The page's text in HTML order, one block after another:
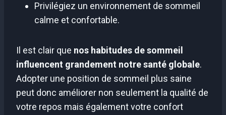
Privilégiez un environnement de sommeil
calme et confortable.
Il est clair que nos habitudes de sommeil
influencent grandement notre santé globale.
Adopter une position de sommeil plus saine
peut donc améliorer non seulement la qualité de
votre repos mais également votre confort